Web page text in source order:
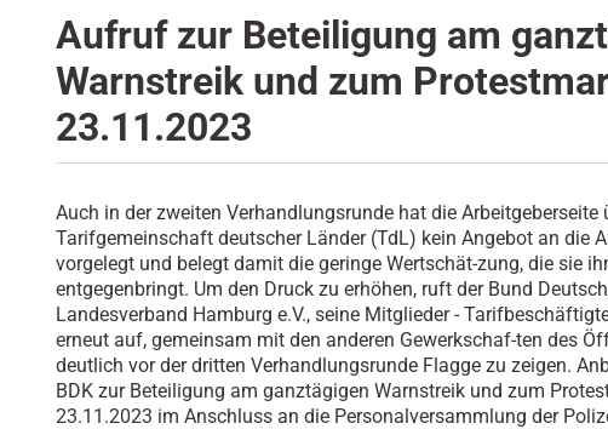
Aufruf zur Beteiligung am
Warnstreik und zum
23.11.2023
Auch in der zweiten Verhandlungsrunde hat die Arbeitgeberseite
Tarifgemeinschaft deutscher Länder (TdL) kein Angebot an die
vorgelegt und belegt damit die geringe Wertschät-zung, die sie
entgegenbringt. Um den Druck zu erhöhen, ruft der Bund
Landesverband Hamburg e.V., seine Mitglieder -
erneut auf, gemeinsam mit den anderen Gewerkschaf-ten des
deutlich vor der dritten Verhandlungsrunde Flagge zu zeigen.
BDK zur Beteiligung am ganztägigen Warnstreik und zum
23.11.2023 im Anschluss an die Personalversammlung der